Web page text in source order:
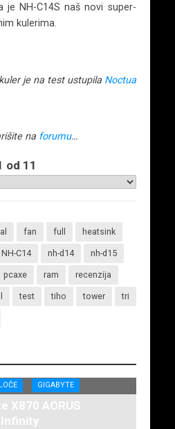
je NH-C14S naš novi super-
kulerima.
je na test ustupila Noctua
na forumu…
od 11
fan full heatsink
NH-C14 nh-d14 nh-d15
pcaxe ram recenzija
test tiho tower tri
GIGABYTE
X870 AORUS
Infinity